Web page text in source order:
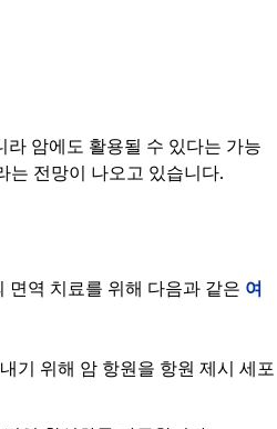
암에도 활용될 수 있다는 가능
는 전망이 나오고 있습니다.
면역 치료를 위해 다음과 같은 여
기 위해 암 항원을 항원 제시 세포